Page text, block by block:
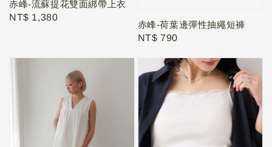
赤峰-流蘇提花雙面綁帶上衣
Regular
NT$ 1,380
赤峰-荷葉邊彈性抽繩短褲
Regular
NT$ 790